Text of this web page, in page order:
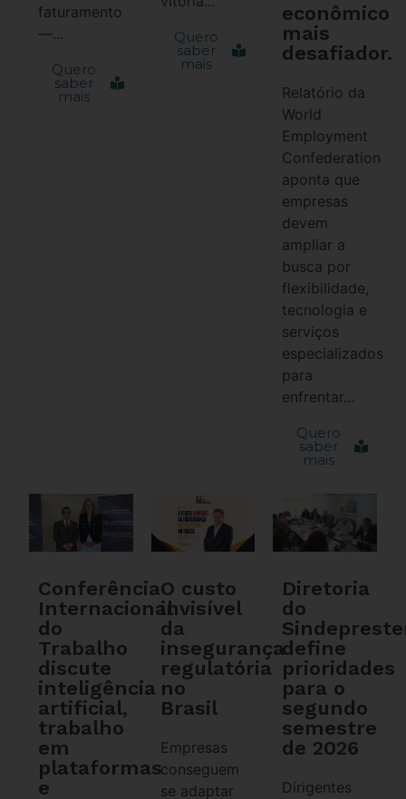
faturamento
—...
Quero
saber
mais
Quero
saber
mais
econômico
mais
desafiador.
Relatório da
World
Employment
Confederation
aponta que
empresas
devem
ampliar a
busca por
flexibilidade,
tecnologia e
serviços
especializados
para
enfrentar...
Quero
saber
mais
Conferência
Internacional
do
Trabalho
discute
inteligência
artificial,
trabalho
em
plataformas
e
O custo
invisível
da
insegurança
regulatória
no
Brasil
Empresas
conseguem
se adaptar
Diretoria
do
define
prioridades
para o
segundo
semestre
de 2026
Dirigentes